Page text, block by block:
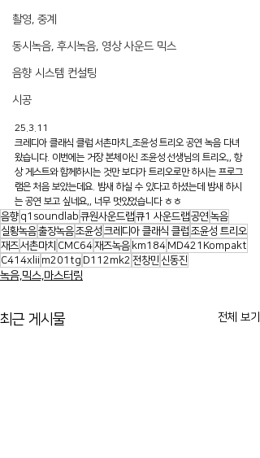
촬영, 중계
동시녹음, 후시녹음, 영상 사운드 믹스
음향 시스템 컨설팅
시공
25.3.11
크레디아 클래식 클럽 서촌마치_조윤성 트리오 공연 녹음 다녀
왔습니다. 이번에는 거장 본체이신 조윤성 선생님의 트리오,, 항
상 게스트와 함께하시는 것만 보다가 트리오로만 하시는 프로그
램은 처음 보았는데요. 밤새 하실 수 있다고 하셨는데 밤새 하시
는 공연 보고 싶네요,, 너무 멋있었습니다 ㅎㅎ
음향 q1soundlab 큐원사운드랩큐1 사운드랩공연 녹음
실황녹음출장녹음 조윤성 크레디아 클래식 클럽 조윤성 트리오
재즈 서촌마치 CMC64재즈녹음 km184 MD421Kompakt
C414xlii m201tg D112mk2 전창민 신동진
녹음,믹스,마스터링
최근 게시물 전체 보기